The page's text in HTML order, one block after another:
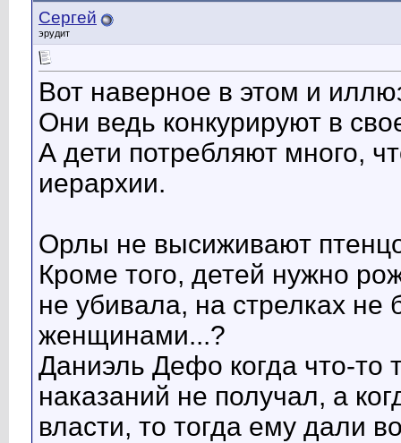
Сергей
эрудит
Вот наверное в этом и
Они ведь конкурируют в
А дети потребляют много,
иерархии.
Орлы не высиживают
Кроме того, детей нужно
не убивала, на стрелках не
женщинами...?
Даниэль Дефо когда что-то
наказаний не получал, а
власти, то тогда ему дали